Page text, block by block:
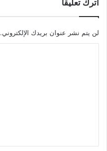
لن يتم نشر عنوان بريدك الإلكتروني.